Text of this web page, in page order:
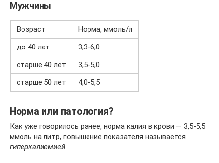
Мужчины
Возраст
Норма, ммоль/л
до 40 лет
3,3-6,0
старше 40 лет
3,5-5,0
старше 50 лет
4,0-5,5
Норма или патология?
Как уже говорилось ранее, норма калия в крови — 3,5-5,5
ммоль на литр, повышение показателя называется
гиперкалиемией